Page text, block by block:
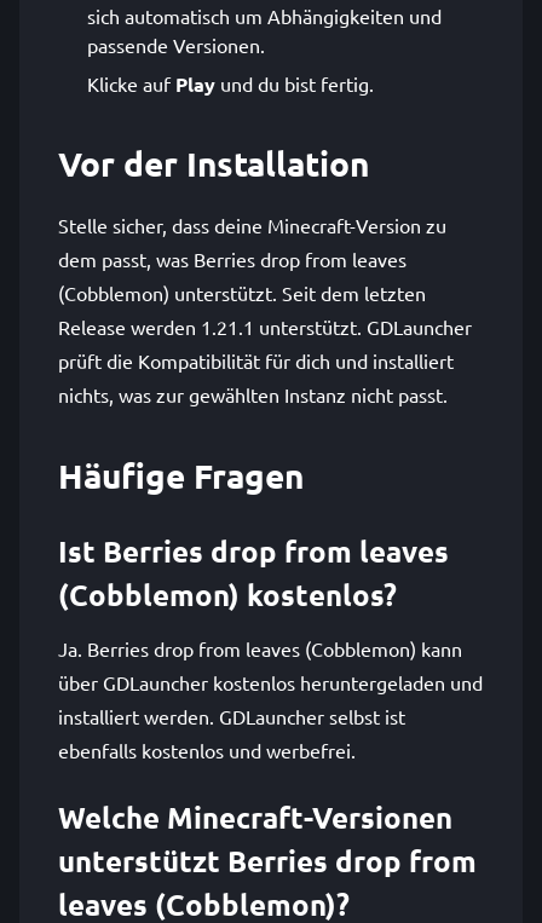
sich automatisch um Abhängigkeiten und
passende Versionen.
Klicke auf Play und du bist fertig.
Vor der Installation
Stelle sicher, dass deine Minecraft-Version zu
dem passt, was Berries drop from leaves
(Cobblemon) unterstützt. Seit dem letzten
Release werden 1.21.1 unterstützt. GDLauncher
prüft die Kompatibilität für dich und installiert
nichts, was zur gewählten Instanz nicht passt.
Häufige Fragen
Ist Berries drop from leaves
(Cobblemon) kostenlos?
Ja. Berries drop from leaves (Cobblemon) kann
über GDLauncher kostenlos heruntergeladen und
installiert werden. GDLauncher selbst ist
ebenfalls kostenlos und werbefrei.
Welche Minecraft-Versionen
unterstützt Berries drop from
leaves (Cobblemon)?